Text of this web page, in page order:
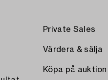
Private Sales
Värdera & sälja
Köpa på auktion